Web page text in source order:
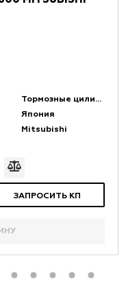
Тормозные цилиндры
Япония
Mitsubishi
ЗАПРОСИТЬ КП